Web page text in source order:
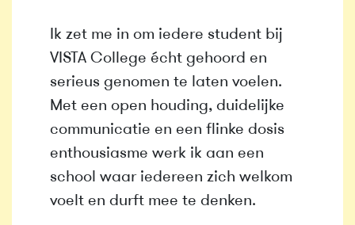
Ik zet me in om iedere student bij
VISTA College écht gehoord en
serieus genomen te laten voelen.
Met een open houding, duidelijke
communicatie en een flinke dosis
enthousiasme werk ik aan een
school waar iedereen zich welkom
voelt en durft mee te denken.